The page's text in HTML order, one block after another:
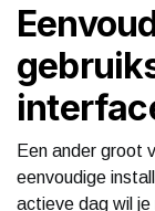
Een ander groot
eenvoudige
actieve dag wil